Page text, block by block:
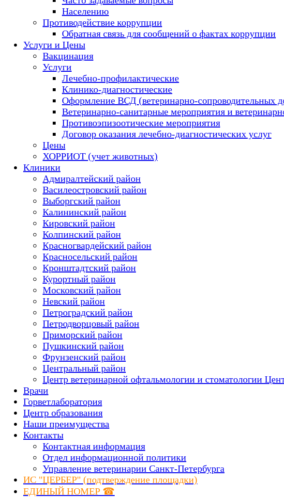
Населению
Противодействие коррупции
Обратная связь для сообщений о фактах коррупции
Услуги и Цены
Вакцинация
Услуги
Лечебно-профилактические
Клинико-диагностические
Оформление ВСД (ветеринарно-сопроводительных
Ветеринарно-санитарные мероприятия и
Противоэпизоотические мероприятия
Договор оказания лечебно-диагностических услуг
Цены
ХОРРИОТ (учет животных)
Клиники
Адмиралтейский район
Василеостровский район
Выборгский район
Калининский район
Кировский район
Колпинский район
Красногвардейский район
Красносельский район
Кронштадтский район
Курортный район
Московский район
Невский район
Петроградский район
Петродворцовый район
Приморский район
Пушкинский район
Фрунзенский район
Цeнтральный район
Центр ветеринарной офтальмологии и стоматологии
Врачи
Горветлаборатория
Центр образования
Наши преимущества
Контакты
Контактная информация
Отдел информационной политики
Управление ветеринарии Санкт-Петербурга
ИС "ЦЕРБЕР" (подтверждение площадки)
ЕДИНЫЙ НОМЕР ☎